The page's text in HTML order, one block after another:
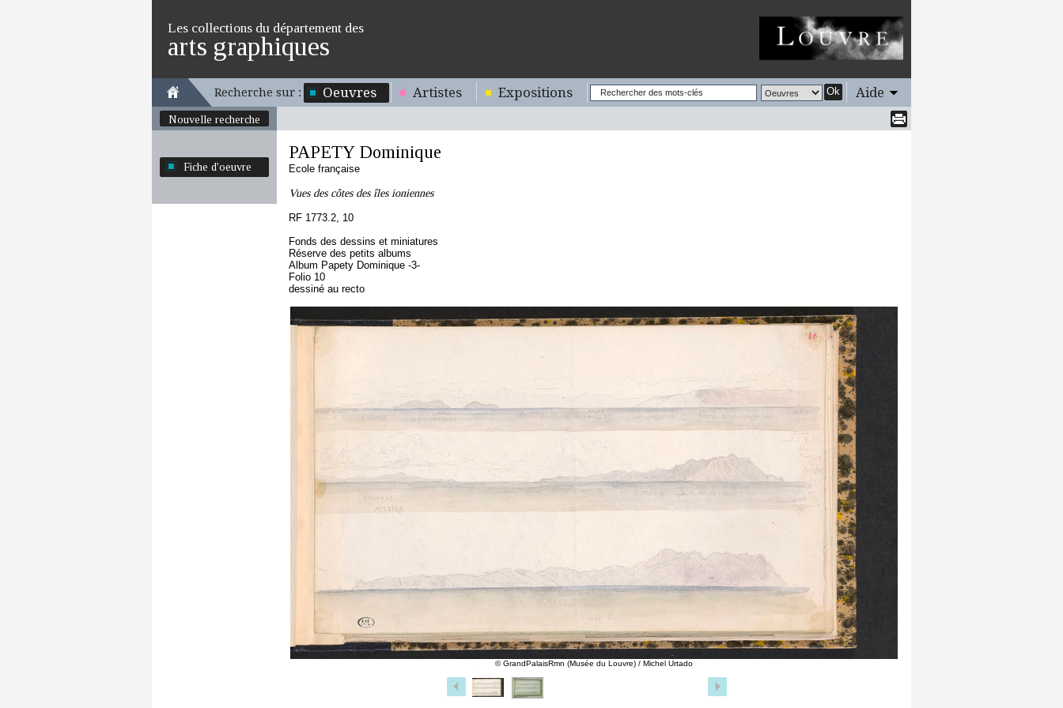
Les collections du département des
arts graphiques
Recherche sur : Oeuvres Artistes Expositions Ok Aide
Nouvelle recherche
Fiche d'oeuvre
PAPETY Dominique
Ecole française
Vues des côtes des îles ioniennes
RF 1773.2, 10
Fonds des dessins et miniatures
Réserve des petits albums
Album Papety Dominique -3-
Folio 10
dessiné au recto
© GrandPalaisRmn (Musée du Louvre) / Michel Urtado